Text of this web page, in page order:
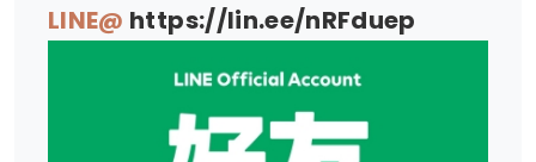
LINE@ https://lin.ee/nRFduep